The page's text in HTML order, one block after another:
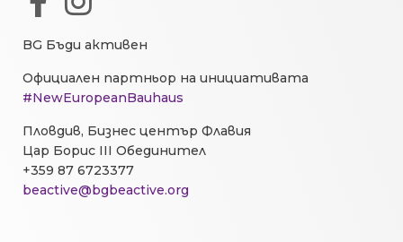
BG Бъди активен
Официален партньор на инициативата
#NewEuropeanBauhaus
Пловдив, Бизнес център Флавия
Цар Борис III Обединител
+359 87 6723377
beactive@bgbeactive.org